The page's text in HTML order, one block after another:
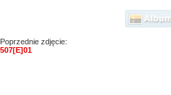
Poprzednie zdjęcie:
507[E]01